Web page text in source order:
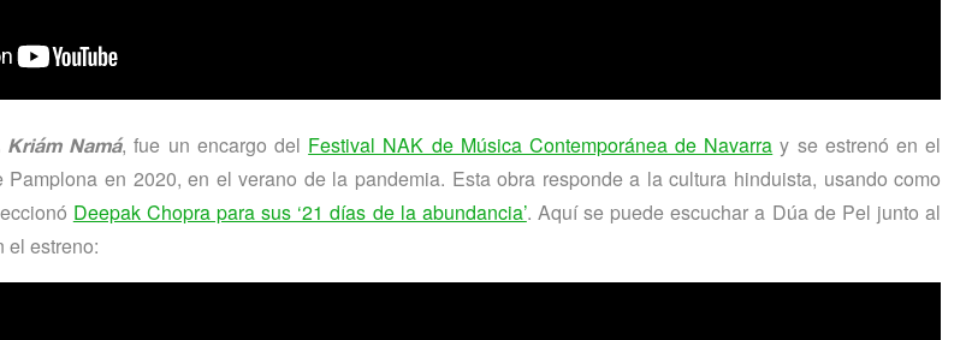
Kriám Namá, fue un encargo del Festival NAK de Música Contemporánea de Navarra y se estrenó en el
en 2020, en el verano de la pandemia. Esta obra responde a la cultura hinduista, usando como
Deepak Chopra para sus ‘21 días de la abundancia’. Aquí se puede escuchar a Dúa de Pel junto al
el estreno: